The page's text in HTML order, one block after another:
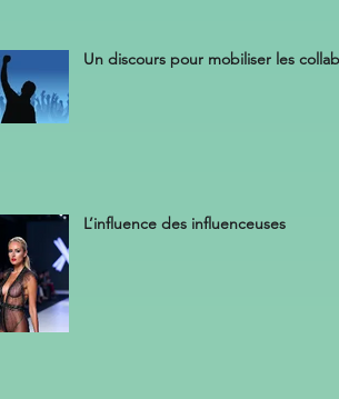
Un discours pour mobiliser les
L’influence des influenceuses